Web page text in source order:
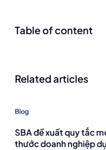
Table of content
Related articles
Blog
SBA đề xuất quy tắc
thước doanh nghiệp